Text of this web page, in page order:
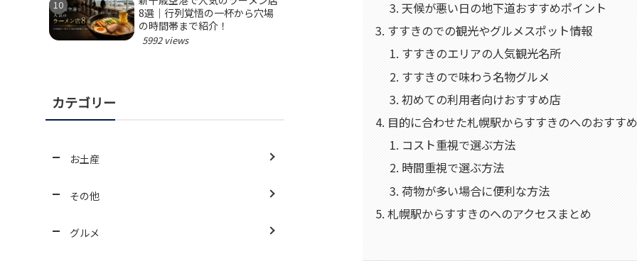
天候が悪い日の地下道おすすめポイント
すすきのでの観光やグルメスポット情報
すすきのエリアの人気観光名所
すすきので味わう名物グルメ
初めての利用者向けおすすめ店
目的に合わせた札幌駅からすすきのへのおすす
コスト重視で選ぶ方法
時間重視で選ぶ方法
荷物が多い場合に便利な方法
札幌駅からすすきのへのアクセスまとめ
8選｜行列覚悟の一杯から穴場
の時間帯まで紹介！
5992 views
カテゴリー
お土産
その他
グルメ